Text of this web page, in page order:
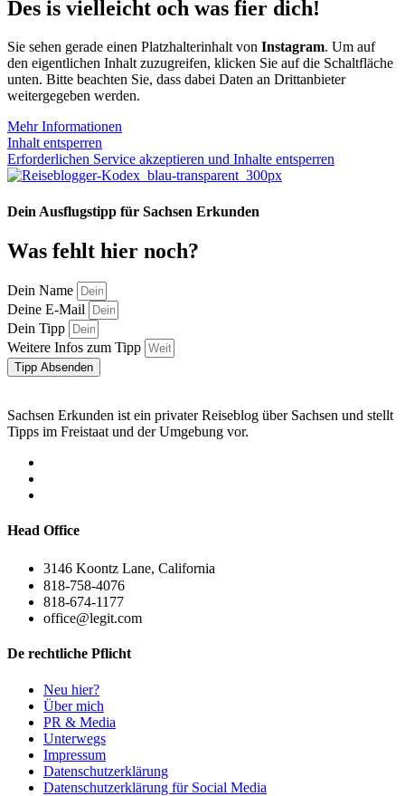
Des is vielleicht och was fier dich!
Sie sehen gerade einen Platzhalterinhalt von Instagram. Um auf
den eigentlichen Inhalt zuzugreifen, klicken Sie auf die Schaltfläche
unten. Bitte beachten Sie, dass dabei Daten an Drittanbieter
weitergegeben werden.
Mehr Informationen
Inhalt entsperren
Erforderlichen Service akzeptieren und Inhalte entsperren
Dein Ausflugstipp für Sachsen Erkunden
Was fehlt hier noch?
Dein Name
Deine E-Mail
Dein Tipp
Weitere Infos zum Tipp
Tipp Absenden
Sachsen Erkunden ist ein privater Reiseblog über Sachsen und stellt
Tipps im Freistaat und der Umgebung vor.
Head Office
3146 Koontz Lane, California
818-758-4076
818-674-1177
office@legit.com
De rechtliche Pflicht
Neu hier?
Über mich
PR & Media
Unterwegs
Impressum
Datenschutzerklärung
Datenschutzerklärung für Social Media